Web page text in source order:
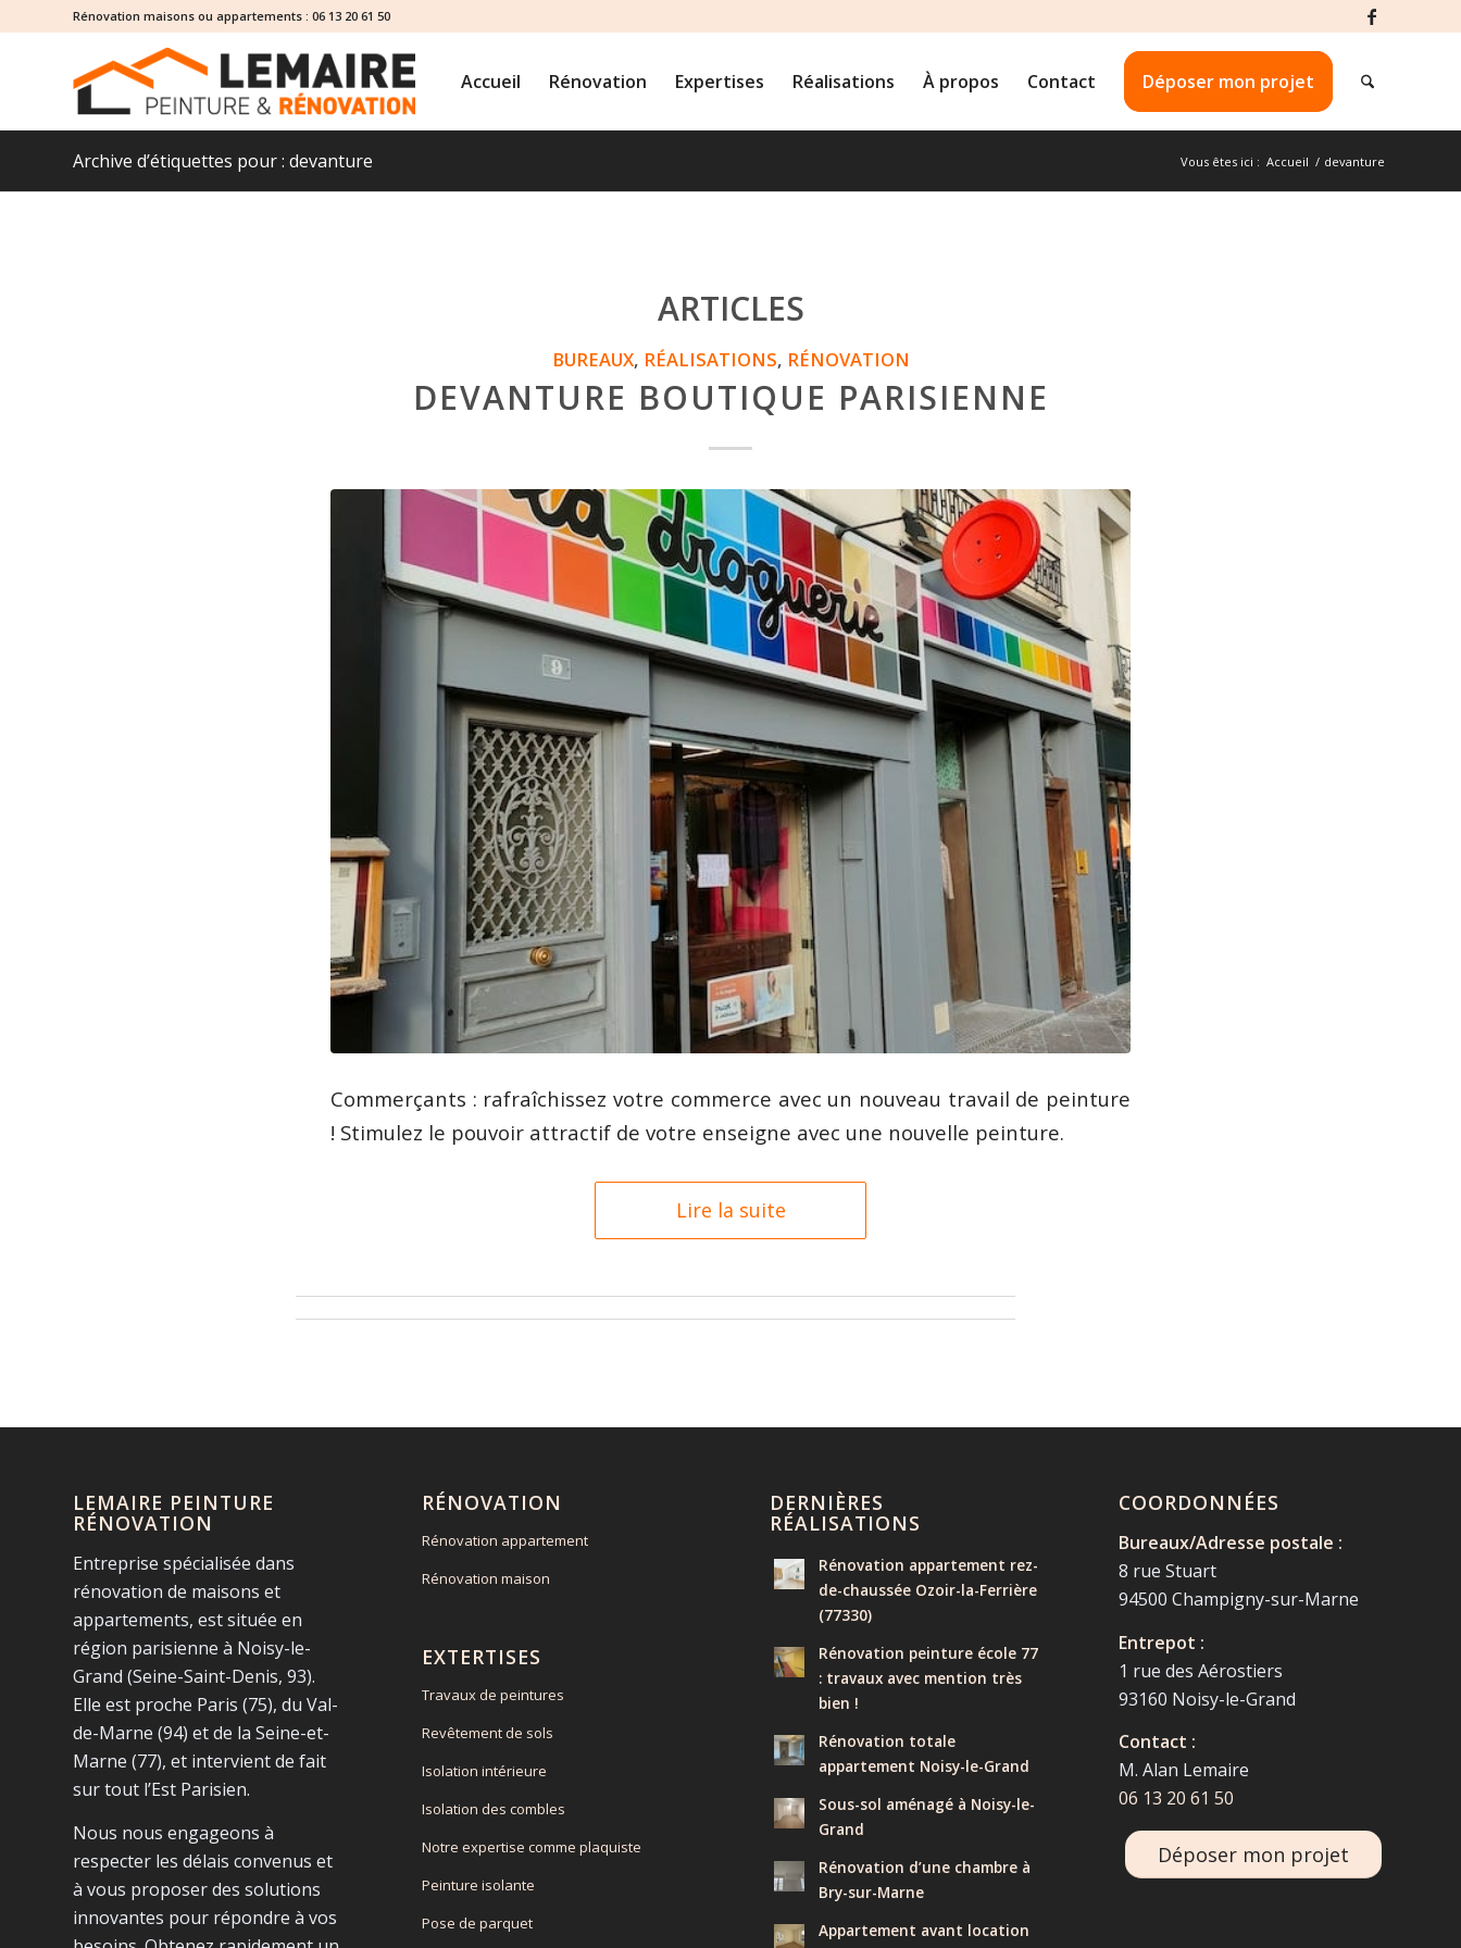
Rénovation maisons ou appartements : 06 13 20 61 50
Accueil Rénovation Expertises Réalisations À propos Contact Déposer mon projet
Archive d’étiquettes pour : devanture Vous êtes ici : Accueil / devanture
ARTICLES
BUREAUX, RÉALISATIONS, RÉNOVATION
DEVANTURE BOUTIQUE PARISIENNE
Commerçants : rafraîchissez votre commerce avec un nouveau travail de peinture
! Stimulez le pouvoir attractif de votre enseigne avec une nouvelle peinture.
Lire la suite
LEMAIRE PEINTURE
RÉNOVATION
Entreprise spécialisée dans
rénovation de maisons et
appartements, est située en
région parisienne à Noisy-le-
Grand (Seine-Saint-Denis, 93).
Elle est proche Paris (75), du Val-
de-Marne (94) et de la Seine-et-
Marne (77), et intervient de fait
sur tout l’Est Parisien.
Nous nous engageons à
respecter les délais convenus et
à vous proposer des solutions
innovantes pour répondre à vos
RÉNOVATION
Rénovation appartement
Rénovation maison
EXTERTISES
Travaux de peintures
Revêtement de sols
Isolation intérieure
Isolation des combles
Notre expertise comme plaquiste
Peinture isolante
Pose de parquet
DERNIÈRES
RÉALISATIONS
Rénovation appartement rez-
de-chaussée Ozoir-la-Ferrière
(77330)
Rénovation peinture école 77
: travaux avec mention très
bien !
Rénovation totale
appartement Noisy-le-Grand
Sous-sol aménagé à Noisy-le-
Grand
Rénovation d’une chambre à
Bry-sur-Marne
Appartement avant location
COORDONNÉES
Bureaux/Adresse postale :
8 rue Stuart
94500 Champigny-sur-Marne
Entrepot :
1 rue des Aérostiers
93160 Noisy-le-Grand
Contact :
M. Alan Lemaire
06 13 20 61 50
Déposer mon projet